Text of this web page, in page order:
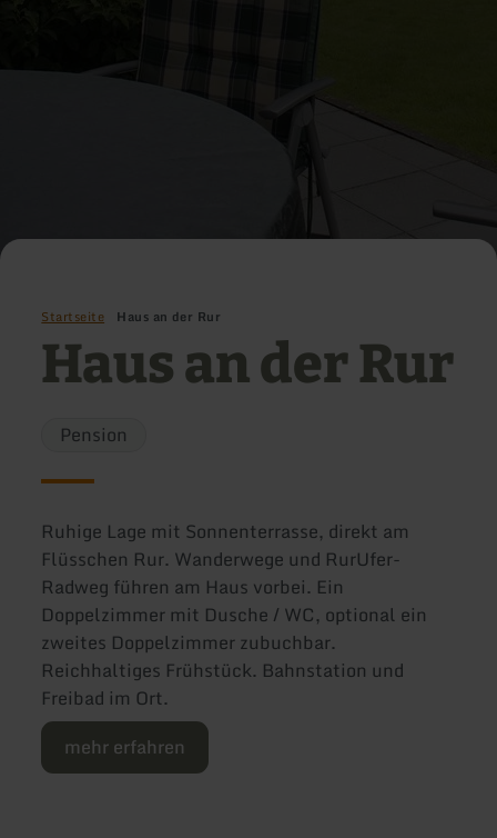
Startseite Haus an der Rur
Haus an der Rur
Pension
Ruhige Lage mit Sonnenterrasse, direkt am
Flüsschen Rur. Wanderwege und RurUfer-
Radweg führen am Haus vorbei. Ein
Doppelzimmer mit Dusche / WC, optional ein
zweites Doppelzimmer zubuchbar.
Reichhaltiges Frühstück. Bahnstation und
Freibad im Ort.
mehr erfahren